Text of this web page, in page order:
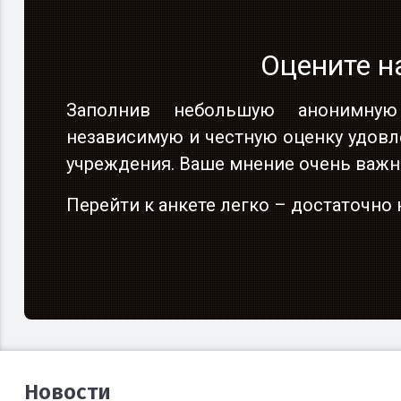
Оцените
Заполнив небольшую
независимую и честную оценку
учреждения. Ваше мнение очень
Перейти к анкете легко –
Оцените
Заполнив небольшую
независимую и честную оценку
учреждения. Ваше мнение очень
Перейти к анкете легко –
Оцените
Заполнив небольшую
независимую и честную оценку
учреждения. Ваше мнение очень
Перейти к анкете легко –
Новости